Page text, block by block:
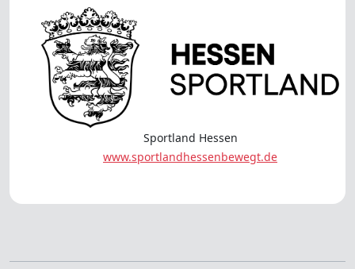
Sportland Hessen
www.sportlandhessenbewegt.de